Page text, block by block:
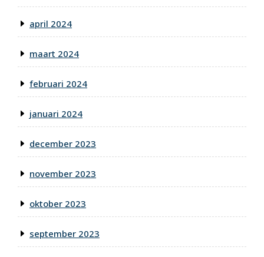
april 2024
maart 2024
februari 2024
januari 2024
december 2023
november 2023
oktober 2023
september 2023